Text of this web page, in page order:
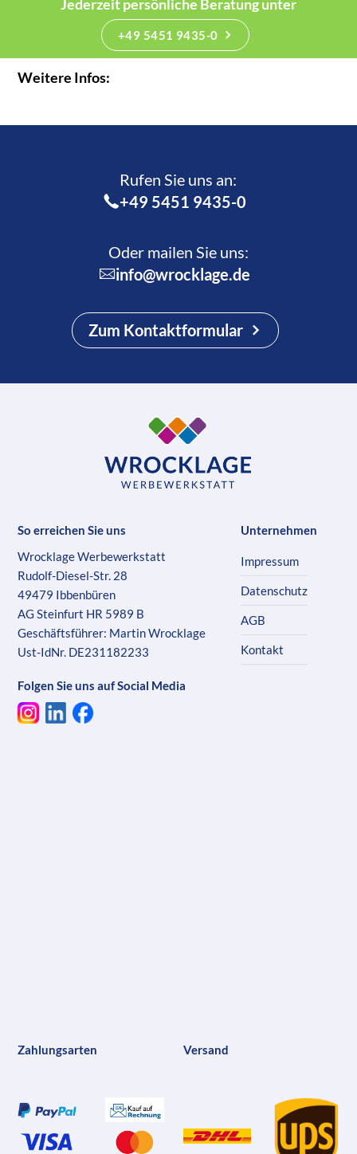
Jederzeit persönliche Beratung unter
+49 5451 9435-0
Weitere Infos:
Rufen Sie uns an:­
+49 5451 9435-0
Oder mailen Sie uns:
info@wrocklage.de
Zum Kontaktformular
So erreichen Sie uns
Wrocklage Werbewerkstatt
Rudolf-Diesel-Str. 28
49479 Ibbenbüren
AG Steinfurt HR 5989 B
Geschäftsführer: Martin Wrocklage
Ust-IdNr. DE231182233
Folgen Sie uns auf Social Media
Unternehmen
Impressum
Datenschutz
AGB
Kontakt
Zahlungsarten Versand